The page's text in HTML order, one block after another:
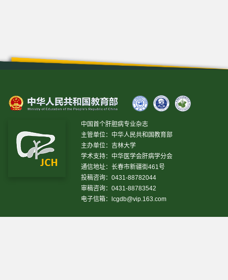
中国首个肝胆病专业杂志
主管单位：中华人民共和国教育部
主办单位：吉林大学
学术支持：中华医学会肝病学分会
通信地址：长春市新疆街461号
投稿咨询：0431-88782044
审稿咨询：0431-88783542
电子信箱：
lcgdb@vip.163.com